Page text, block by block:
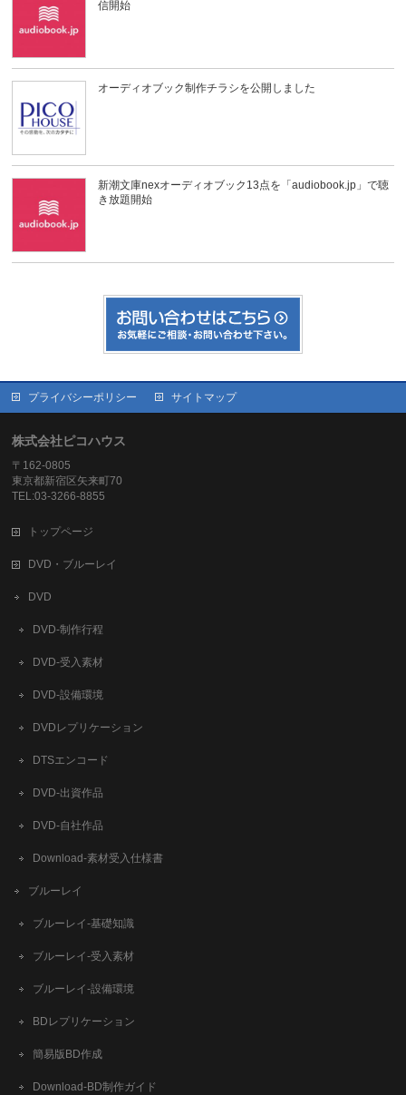
信開始
オーディオブック制作チラシを公開しました
新潮文庫nexオーディオブック13点を「audiobook.jp」で聴
き放題開始
プライバシーポリシー サイトマップ
株式会社ピコハウス
〒162-0805
東京都新宿区矢来町70
TEL:03-3266-8855
トップページ
DVD・ブルーレイ
DVD
DVD-制作行程
DVD-受入素材
DVD-設備環境
DVDレプリケーション
DTSエンコード
DVD-出資作品
DVD-自社作品
​Download-素材受入仕様書
ブルーレイ
ブルーレイ-基礎知識
ブルーレイ-受入素材
ブルーレイ-設備環境
BDレプリケーション
簡易版BD作成
​Download-BD制作ガイド